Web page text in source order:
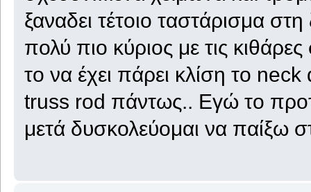
ξαναδει τέτοιο ταστάρισμα
πολύ πιο κύριος με τις
το να έχει πάρει κλίση το
truss rod πάντως.. Εγώ το
μετά δυσκολεύομαι να παίξω